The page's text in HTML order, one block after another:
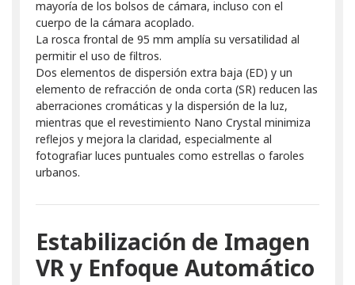
mayoría de los bolsos de cámara, incluso con el
cuerpo de la cámara acoplado.
La rosca frontal de 95 mm amplía su versatilidad al
permitir el uso de filtros.
Dos elementos de dispersión extra baja (ED) y un
elemento de refracción de onda corta (SR) reducen las
aberraciones cromáticas y la dispersión de la luz,
mientras que el revestimiento Nano Crystal minimiza
reflejos y mejora la claridad, especialmente al
fotografiar luces puntuales como estrellas o faroles
urbanos.
Estabilización de Imagen
VR y Enfoque Automático